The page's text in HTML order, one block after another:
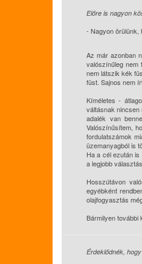
Előre is nagyon
- Nagyon örülünk,
Az már azonban
valószínűleg nem
nem látszik kék
füst. Sajnos nem
Kíméletes -
váltásnak nincsen
adalék van
Valószínűsítem,
fordulatszámok
üzemanyagból is
Ha a cél ezután
a legjobb
Hosszútávon
egyébként
olajfogyasztás
Bármilyen további
Érdeklődnék,